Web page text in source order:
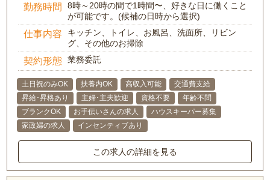
勤務時間
8時～20時の間で1時間〜、好きな日に働くこと
が可能です。(候補の日時から選択)
仕事内容
キッチン、トイレ、お風呂、洗面所、リビン
グ、その他のお掃除
契約形態 業務委託
土日祝のみOK 扶養内OK 高収入可能
交通費支給
昇給･昇格あり
主婦･主夫歓迎 資格不要
年齢不問
ブランクOK
お手伝いさんの求人
ハウスキーパー募集
家政婦の求人
インセンティブあり
この求人の詳細を見る